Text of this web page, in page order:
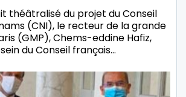
théâtralisé du projet du Conseil
(CNI), le recteur de la grande
(GMP), Chems-eddine Hafiz,
du Conseil français…